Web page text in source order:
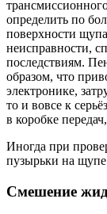
определить по
поверхности
неисправности,
последствиям.
образом, что
электронике,
то и вовсе к
в коробке
Иногда при
пузырьки на щупе
Смешение